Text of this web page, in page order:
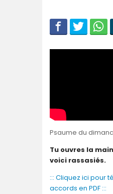
Psaume du
Tu ouvres la
voici rassasiés.
::: Cliquez ici pour
accords en PDF :::